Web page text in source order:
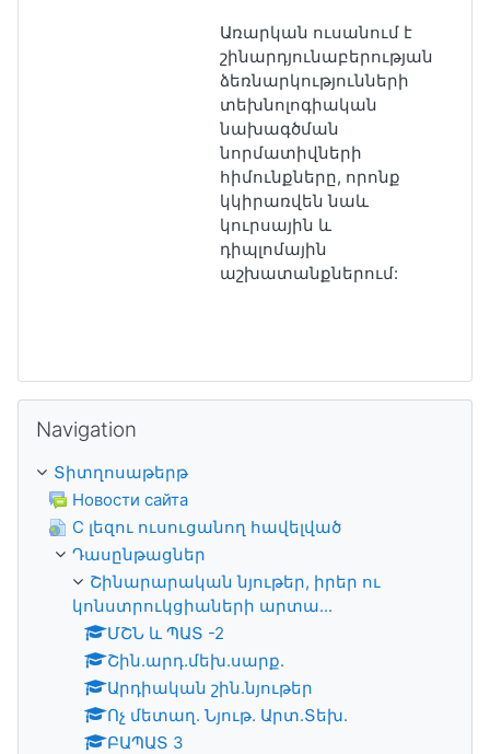
Առարկան ուսանում է
շինարդյունաբերության
ձեռնարկությունների
տեխնոլոգիական
նախագծման
նորմատիվների
հիմունքները, որոնք
կկիրառվեն նաև
կուրսային և
դիպլոմային
աշխատանքներում:
Navigation
Տիտղոսաթերթ
Новости сайта
C լեզու ուսուցանող հավելված
Դասընթացներ
Շինարարական նյութեր, իրեր ու
կոնստրուկցիաների արտա...
ՄՇՆ և ՊԱՏ -2
Շին.արդ.մեխ.սարք.
Արդիական շին.նյութեր
Ոչ մետաղ. Նյութ. Արտ.Տեխ.
ԲԱՊԱՏ 3